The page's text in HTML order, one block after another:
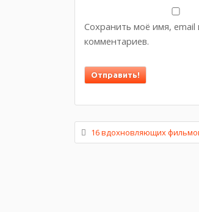
Сохранить моё имя,
комментариев.
16 вдохновляющих